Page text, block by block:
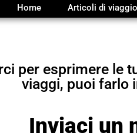
Home Articoli di viaggio
per esprimere le
viaggi, puoi farlo
Inviaci un